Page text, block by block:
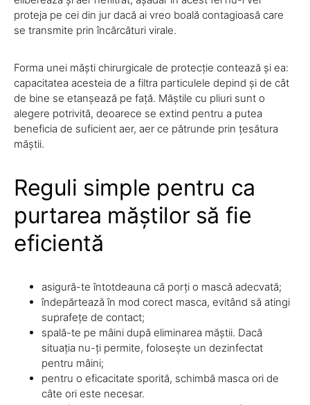
proteja pe cei din jur dacă ai vreo boală contagioasă care
se transmite prin încărcături virale.
Forma unei măști chirurgicale de protecție contează și ea:
capacitatea acesteia de a filtra particulele depind și de cât
de bine se etanșează pe față. Măștile cu pliuri sunt o
alegere potrivită, deoarece se extind pentru a putea
beneficia de suficient aer, aer ce pătrunde prin țesătura
măștii.
Reguli simple pentru ca
purtarea măștilor să fie
eficientă
asigură-te întotdeauna că porți o mască adecvată;
îndepărtează în mod corect masca, evitând să atingi
suprafețe de contact;
spală-te pe mâini după eliminarea măștii. Dacă
situația nu-ți permite, folosește un dezinfectat
pentru mâini;
pentru o eficacitate sporită, schimbă masca ori de
câte ori este necesar.